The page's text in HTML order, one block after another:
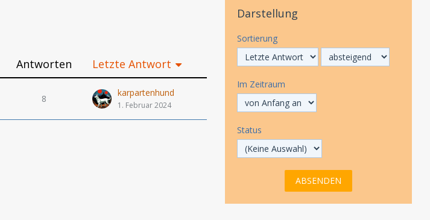
Antworten Letzte Antwort
8
karpartenhund
1. Februar 2024
Darstellung
Sortierung
Im Zeitraum
Status